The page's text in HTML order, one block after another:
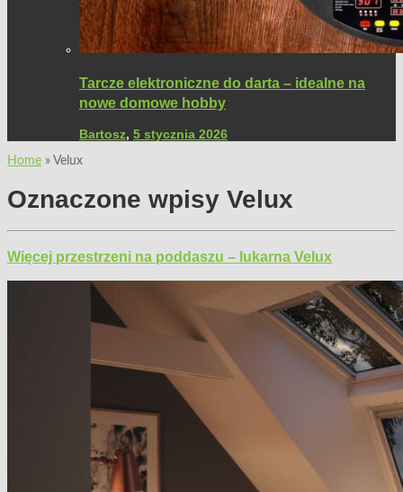
Tarcze elektroniczne do darta – idealne na
nowe domowe hobby
Bartosz, 5 stycznia 2026
Home » Velux
Oznaczone wpisy Velux
Więcej przestrzeni na poddaszu – lukarna Velux